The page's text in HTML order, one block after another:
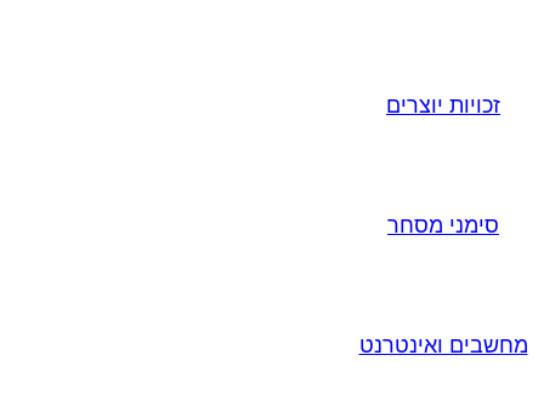
זכויות יוצרים
סימני מסחר
מחשבים ואינטרנט